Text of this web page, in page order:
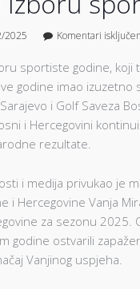
2025 Komentari
sportiste godine,
godine imao
i Golf Saveza
i Hercegovini
rezultate.
i medija privukao je
i Hercegovine Vanja
za sezonu 2025.
godine ostvarili
Vanjinog uspjeha.